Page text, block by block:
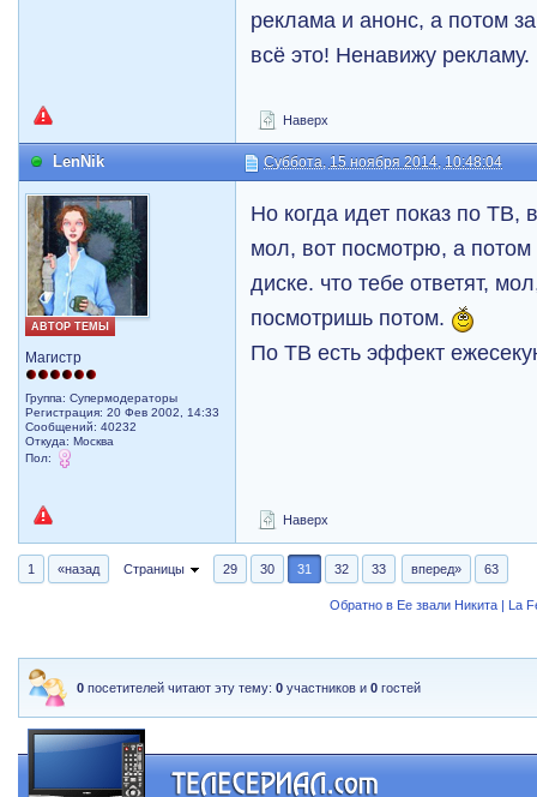
реклама и анонс, а потом
всё это! Ненавижу рекламу.
Наверх
LenNik Суббота, 15 ноября 2014, 10:48:04
АВТОР ТЕМЫ
Магистр
Группа: Супермодераторы
Регистрация: 20 Фев 2002, 14:33
Сообщений: 40232
Откуда: Москва
Пол:
Но когда идет показ по ТВ,
мол, вот посмотрю, а
диске. что тебе ответят,
посмотришь потом.
По ТВ есть эффект
Наверх
1 «назад Страницы 29 30 31 32 33 вперед» 63
Обратно в Ее звали Никита | La
0 посетителей читают эту тему:0 участников и0 гостей